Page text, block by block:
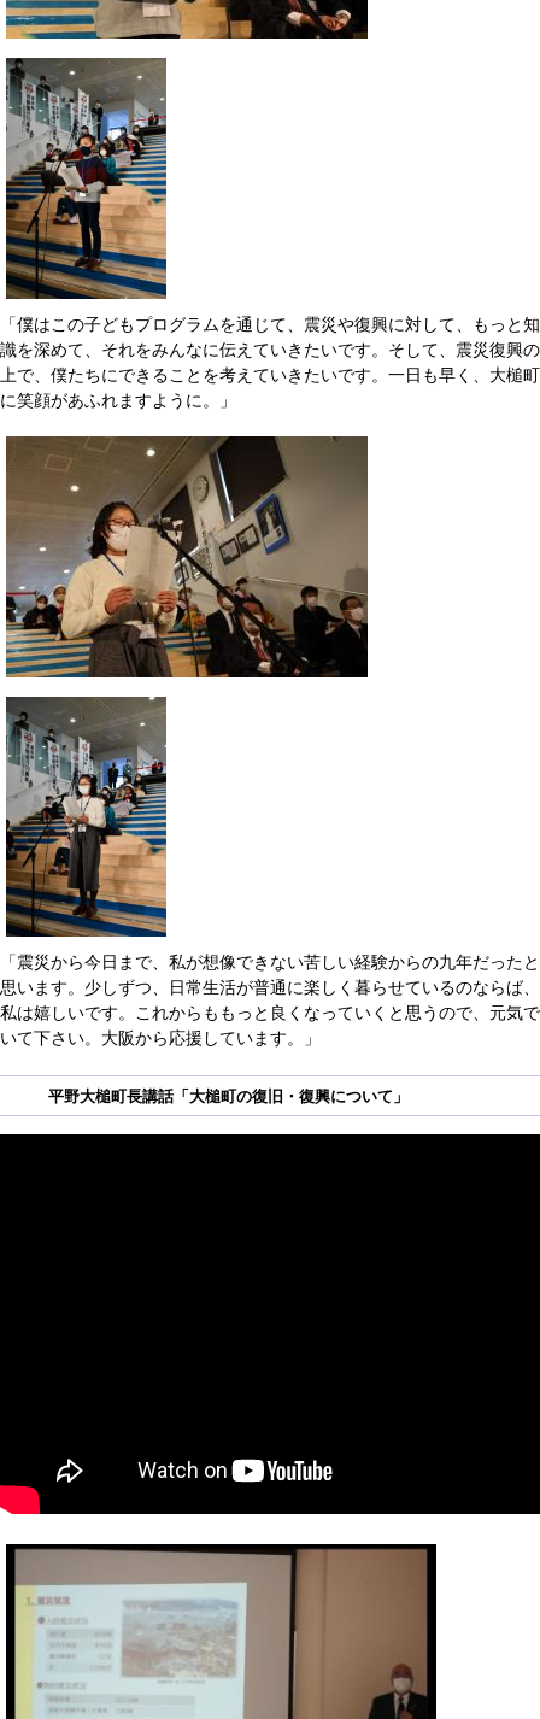
「僕はこの子どもプログラムを通じて、震災や復興に対して、もっと知
識を深めて、それをみんなに伝えていきたいです。そして、震災復興の
上で、僕たちにできることを考えていきたいです。一日も早く、大槌町
に笑顔があふれますように。」
「震災から今日まで、私が想像できない苦しい経験からの九年だったと
思います。少しずつ、日常生活が普通に楽しく暮らせているのならば、
私は嬉しいです。これからももっと良くなっていくと思うので、元気で
いて下さい。大阪から応援しています。」
平野大槌町長講話「大槌町の復旧・復興について」